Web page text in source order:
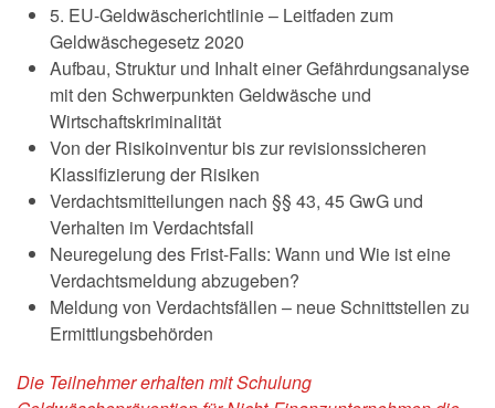
5. EU-Geldwäscherichtlinie – Leitfaden zum
Geldwäschegesetz 2020
Aufbau, Struktur und Inhalt einer Gefährdungsanalyse
mit den Schwerpunkten Geldwäsche und
Wirtschaftskriminalität
Von der Risikoinventur bis zur revisionssicheren
Klassifizierung der Risiken
Verdachtsmitteilungen nach §§ 43, 45 GwG und
Verhalten im Verdachtsfall
Neuregelung des Frist-Falls: Wann und Wie ist eine
Verdachtsmeldung abzugeben?
Meldung von Verdachtsfällen – neue Schnittstellen zu
Ermittlungsbehörden
Die Teilnehmer erhalten mit Schulung